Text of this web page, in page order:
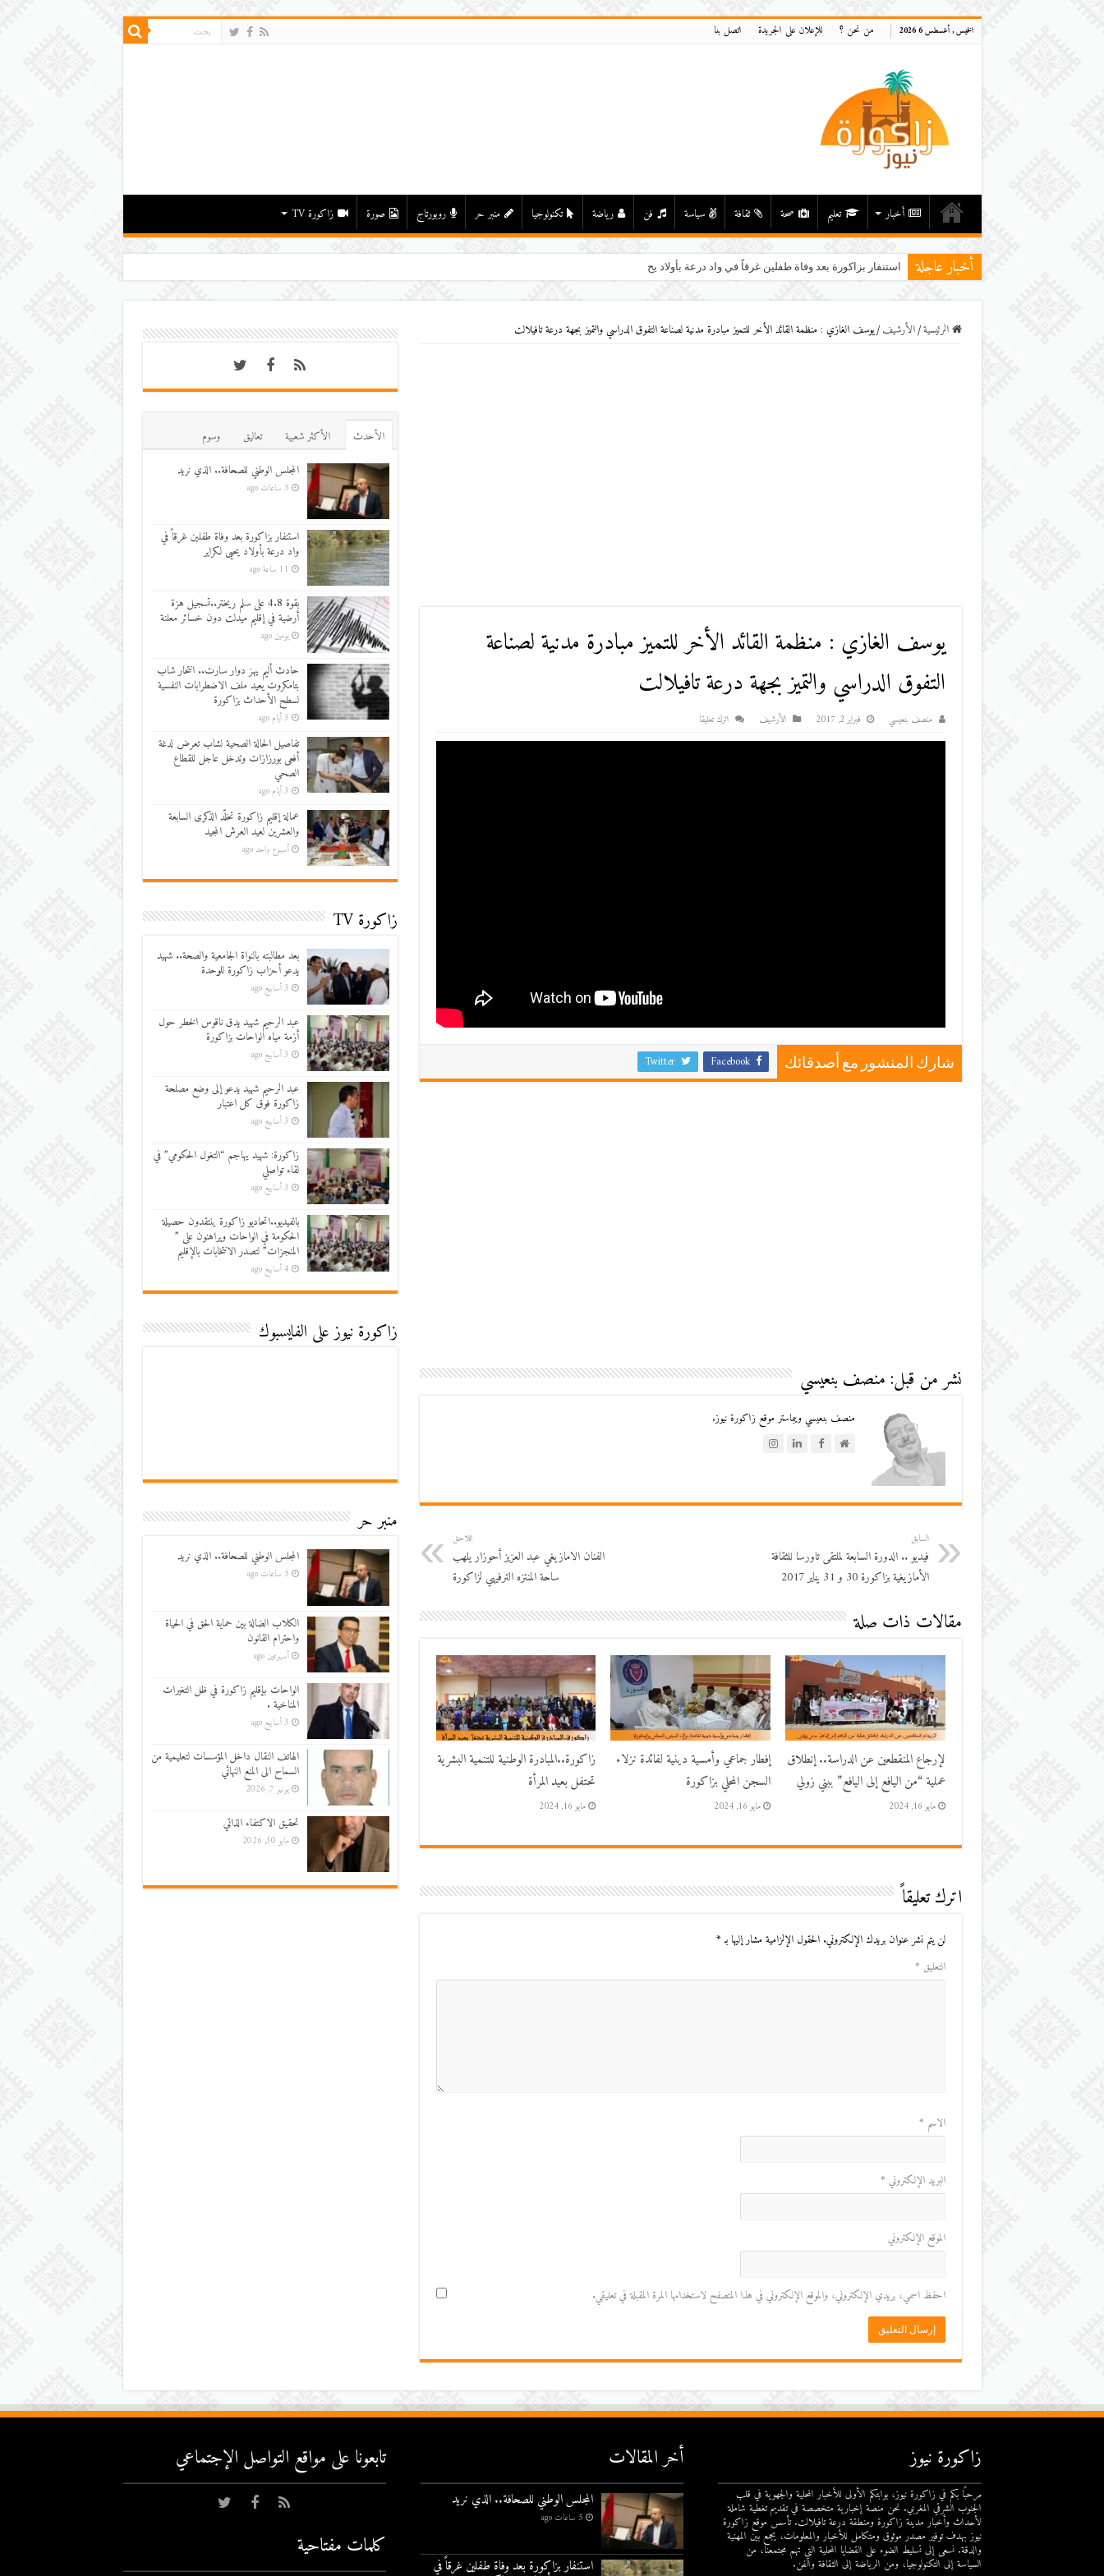
الخميس , أغسطس 6 2026 من نحن ؟ للإعلان على الجريدة اتصل بنا
أخبار تعليم صحة ثقافة سياسة فن رياضة تكنولوجيا منبر حر روبورتاج صورة زاكورة TV
أخبار عاجلة استنفار بزاكورة بعد وفاة طفلين غرقاً في واد درعة بأولاد يحيى لكراير
الرئيسية/اﻷرشيف/يوسف الغازي : منظمة القائد الأخر للتميز مبادرة مدنية لصناعة التفوق الدراسي والتميز بجهة درعة تافيلالت
يوسف الغازي : منظمة القائد الأخر للتميز مبادرة مدنية لصناعة
التفوق الدراسي والتميز بجهة درعة تافيلالت
منصف بنعيسي فبراير 2, 2017 اﻷرشيف اترك تعليقا
شارك المنشور مع أصدقائك Facebook
Twitter
نشر من قبل: منصف بنعيسي
منصف بنعيسي ويبماستر موقع زاكورة نيوز.
السابق
فيديو .. الدورة السابعة لملتقى تاورسا للثقافة
الأمازيغية بزاكورة 30 و 31 يناير 2017
اللاحق
الفنان الامازيغي عبد العزيز أحوزار يلهب
ساحة المنتزه الترفيهي لزاكورة
مقالات ذات صلة
لإرجاع المنقطعين عن الدراسة.. إنطلاق
عملية “من اليافع إلى اليافع” ببني زولي
مايو 16, 2024
إفطار جماعي وأمسية دينية لفائدة نزلاء
السجن المحلي بزاكورة
مايو 16, 2024
زاكورة..المبادرة الوطنية للتنمية البشرية
تحتفل بعيد المرأة
مايو 16, 2024
اترك تعليقاً
لن يتم نشر عنوان بريدك الإلكتروني. الحقول الإلزامية مشار إليها بـ*
التعليق *
الاسم *
البريد الإلكتروني *
الموقع الإلكتروني
احفظ اسمي، بريدي الإلكتروني، والموقع الإلكتروني في هذا المتصفح لاستخدامها المرة المقبلة في تعليقي.
اﻷحدث اﻷكثر شعبية تعاليق
وسوم
المجلس الوطني للصحافة.. الذي نريد
5 ساعات ago
استنفار بزاكورة بعد وفاة طفلين غرقاً في
واد درعة بأولاد يحيى لكراير
11 ساعة ago
بقوة 4.8 على سلم ريختر..تسجيل هزة
أرضية في إقليم ميدلت دون خسائر معلنة
يومين ago
حادث أليم يهز دوار سارت.. انتحار شاب
بتامكروت يعيد ملف الاضطرابات النفسية
لسطح الأحداث بزاكورة
3 أيام ago
تفاصيل الحالة الصحية لشاب تعرض لدغة
أفعى بورزازات وتدخل عاجل للقطاع
الصحي
3 أيام ago
عمالة إقليم زاكورة تخلّد الذكرى السابعة
والعشرين لعيد العرش المجيد
أسبوع واحد ago
زاكورة TV
بعد مطالبته بالنواة الجامعية والصحة.. شهيد
يدعو أحزاب زاكورة للوحدة
3 أسابيع ago
عبد الرحيم شهيد يدق ناقوس الخطر حول
أزمة مياه الواحات بزاكورة
3 أسابيع ago
عبد الرحيم شهيد يدعو إلى وضع مصلحة
زاكورة فوق كل اعتبار
3 أسابيع ago
زاكورة: شهيد يهاجم “التغول الحكومي” في
لقاء تواصلي
3 أسابيع ago
بالفيديو..اتحاديو زاكورة ينتقدون حصيلة
الحكومة في الواحات ويراهنون على ”
المنجزات” لتصدر الانتخابات بالإقليم
4 أسابيع ago
زاكورة نيوز على الفايسبوك
منبر حر
المجلس الوطني للصحافة.. الذي نريد
5 ساعات ago
الكلاب الضالة بين حماية الحق في الحياة
واحترام القانون
أسبوعين ago
الواحات بإقليم زاكورة في ظل التغيرات
المناخية .
3 أسابيع ago
الهاتف النقال داخل المؤسسات لتعليمية من
السماح الى المنع النهائي
يونيو 7, 2026
تحقيق الاكتفاء الذاتي
مايو 30, 2026
زاكورة نيوز
مرحبًا بكم في زاكورة نيوز، بوابتكم الأولى للأخبار المحلية والجهوية في قلب
الجنوب الشرقي المغربي. نحن منصة إخبارية متخصصة في تقديم تغطية شاملة
لأحداث وأخبار مدينة زاكورة ومنطقة درعة تافيلالت. تأسس موقع زاكورة
نيوز بهدف توفير مصدر موثوق ومتكامل للأخبار والمعلومات، يجمع بين المهنية
والدقة. نسعى إلى تسليط الضوء على القضايا المحلية التي تهم مجتمعنا، من
السياسة إلى التكنولوجيا، ومن الرياضة إلى الثقافة والفن.
أخر المقالات
المجلس الوطني للصحافة.. الذي نريد
5 ساعات ago
استنفار بزاكورة بعد وفاة طفلين غرقاً في
تابعونا على مواقع التواصل اﻹجتماعي
كلمات مفتاحية